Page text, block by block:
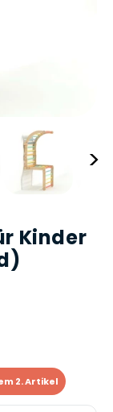
>
Kinder
2. Artikel